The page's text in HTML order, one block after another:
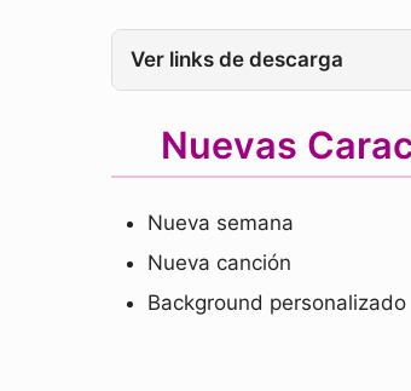
Ver links de descarga
Nuevas
Nueva semana
Nueva canción
Background personalizado